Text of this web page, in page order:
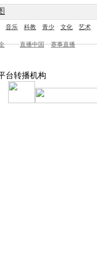
音乐 科教 青少 文化 艺术
直播中国
赛事直播
台转播机构